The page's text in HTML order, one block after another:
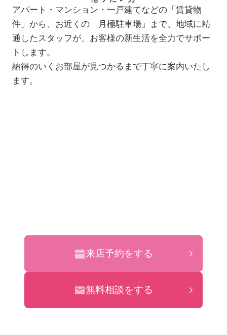
アパート・マンション・一戸建てなどの「賃貸物
件」から、お近くの「月極駐車場」まで、地域に精
通したスタッフが、お客様の新生活を全力でサポー
トします。
納得のいくお部屋が見つかるまで丁寧に案内いたし
ます。
来店予約をする
無料相談をする